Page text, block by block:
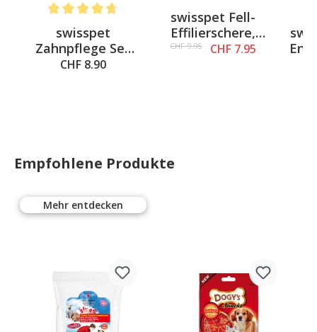
out of 5 starsAverage rating of 4.8 out of 5 stars
swisspet
Zahnpflege Set
Deluxe
CHF 8.90
swisspet Fell-
Effilierschere,
einseitig
CHF 9.95 CHF 7.95
Empfohlene Produkte
Mehr entdecken